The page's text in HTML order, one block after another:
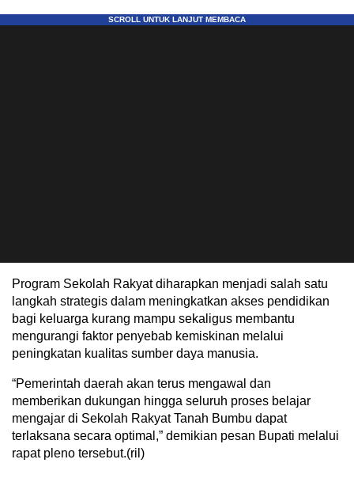
Program Sekolah Rakyat diharapkan menjadi salah satu
langkah strategis dalam meningkatkan akses pendidikan
bagi keluarga kurang mampu sekaligus membantu
mengurangi faktor penyebab kemiskinan melalui
peningkatan kualitas sumber daya manusia.
“Pemerintah daerah akan terus mengawal dan
memberikan dukungan hingga seluruh proses belajar
mengajar di Sekolah Rakyat Tanah Bumbu dapat
terlaksana secara optimal,” demikian pesan Bupati melalui
rapat pleno tersebut.(ril)